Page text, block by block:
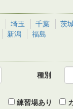
埼玉 千葉
茨
新潟 福島
種別
練習場あり